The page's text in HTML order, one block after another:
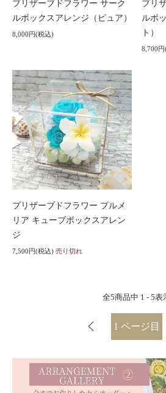
プリザーブドフラワー サーク
ルボックスアレンジ（ピュア）
8,000円(税込)
プリ
ルボ
ト）
8,700
プリザーブドフラワー プルメ
リア キューブボックスアレン
ジ
7,500円(税込) 売り切れ
全5商品中 1 - 5表
1 ページ目